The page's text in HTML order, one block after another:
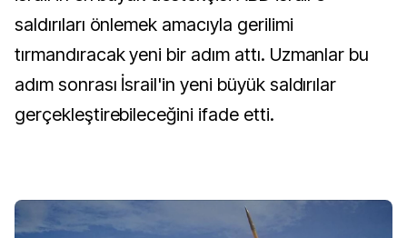
saldırıları önlemek amacıyla gerilimi
tırmandıracak yeni bir adım attı. Uzmanlar bu
adım sonrası İsrail'in yeni büyük saldırılar
gerçekleştirebileceğini ifade etti.